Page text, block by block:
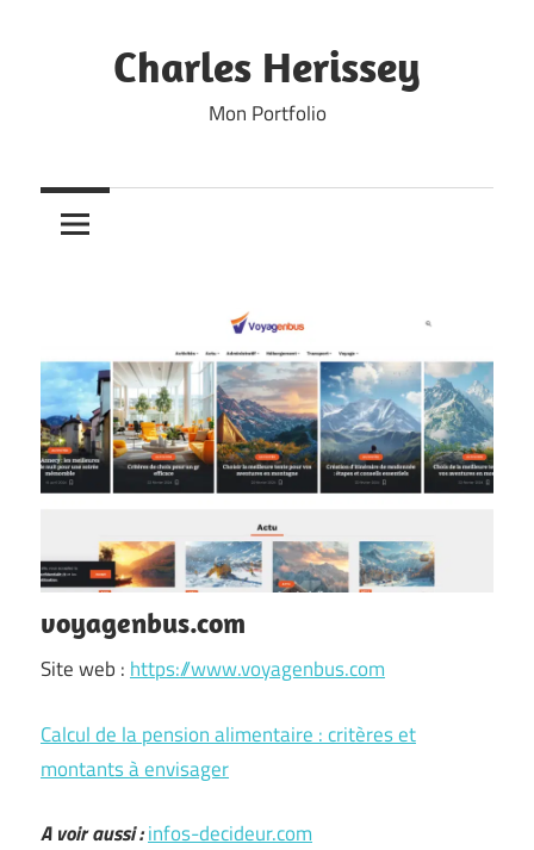
Charles Herissey
Mon Portfolio
voyagenbus.com
Site web : https://www.voyagenbus.com
Calcul de la pension alimentaire : critères et
montants à envisager
A voir aussi :infos-decideur.com